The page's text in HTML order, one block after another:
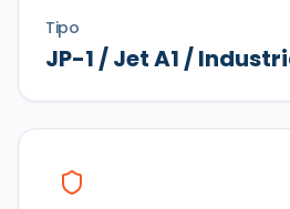
Tipo
JP-1 / Jet A1 /